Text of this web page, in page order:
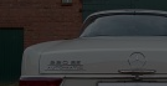
KONTAKT
ENGLISH
0 1515 / 466 66 80